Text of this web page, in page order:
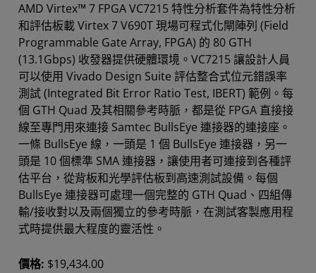
AMD Virtex™ 7 FPGA VC7215 特性分析套件為特性分析
和評估板載 Virtex 7 V690T 現場可程式化閘陣列 (Field
Programmable Gate Array, FPGA) 的 80 GTH
(13.1Gbps) 收發器提供硬體環境。VC7215 讓設計人員
可以使用 Vivado Design Suite 評估整合式位元錯誤率
測試 (Integrated Bit Error Ratio Test, IBERT) 範例。每
個 GTH Quad 及其相關參考時脈，都是從 FPGA 直接接
線至專門用來連接 Samtec BullsEye 連接器的連接座。
一條 BullsEye 線，一頭是 1 個 BullsEye 連接器，另一
頭是 10 個標準 SMA 連接器，讓使用者可連接到各種評
估平台，從背板和光學評估板到高速測試設備。每個
BullsEye 連接器可處理一個完整的 GTH Quad、四組傳
輸/接收對以及兩個獨立的參考時脈，在測試客製應用程
式時提供最大程度的靈活性。
價格: $19,434.00